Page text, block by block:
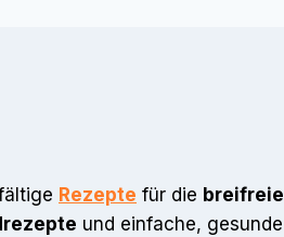
Rezepte für die breifreie
und einfache, gesunde